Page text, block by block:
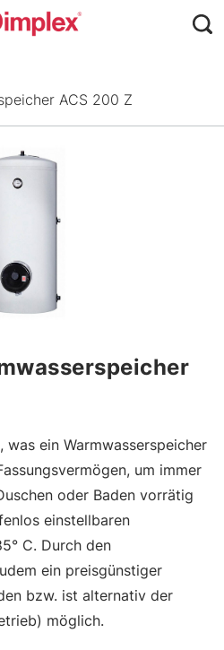
ACS 200 Z
was ein Warmwasserspeicher
um immer
oder Baden vorrätig
einstellbaren
C. Durch den
ein preisgünstiger
bzw. ist alternativ der
möglich.